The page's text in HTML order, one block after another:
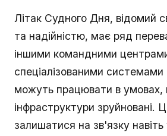
Літак Судного Дня, відомий
та надійністю, має ряд
іншими командними
спеціалізованими системами
можуть працювати в умовах,
інфраструктури зруйновані.
залишатися на зв'язку